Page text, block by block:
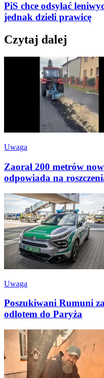
PiS chce odsyłać
jednak dzieli prawicę
Czytaj dalej
Uwaga
Zaorał 200 metrów
odpowiada na
Uwaga
Poszukiwani Rumuni
odlotem do Paryża